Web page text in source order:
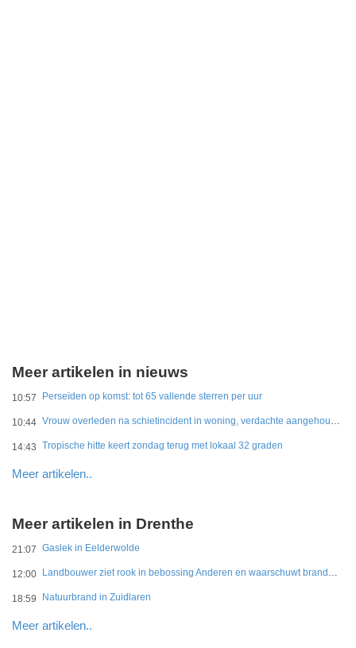
Meer artikelen in nieuws
10:57 Perseïden op komst: tot 65 vallende sterren per uur
10:44 Vrouw overleden na schietincident in woning, verdachte aangehouden
14:43 Tropische hitte keert zondag terug met lokaal 32 graden
Meer artikelen..
Meer artikelen in Drenthe
21:07 Gaslek in Eelderwolde
12:00 Landbouwer ziet rook in bebossing Anderen en waarschuwt brandweer
18:59 Natuurbrand in Zuidlaren
Meer artikelen..